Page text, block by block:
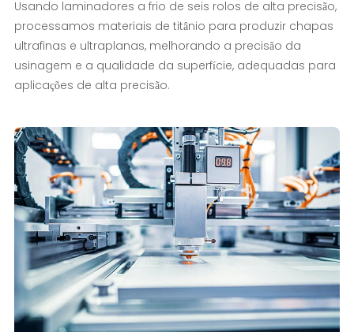
Usando laminadores a frio de seis rolos de alta precisão,
processamos materiais de titânio para produzir chapas
ultrafinas e ultraplanas, melhorando a precisão da
usinagem e a qualidade da superfície, adequadas para
aplicações de alta precisão.